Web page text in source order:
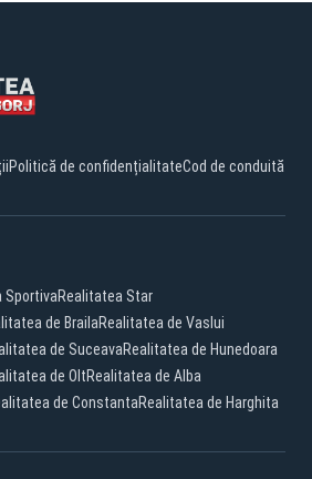
Politică de confidențialitateCod de conduită
SportivaRealitatea Star
de BrailaRealitatea de Vaslui
de SuceavaRealitatea de Hunedoara
de OltRealitatea de Alba
de ConstantaRealitatea de Harghita